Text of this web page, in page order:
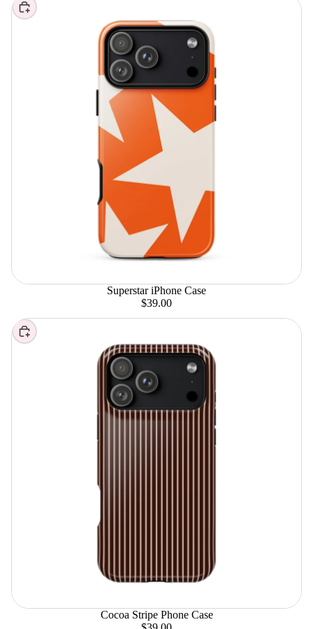
Elegir
Superstar iPhone Case
$39.00
Elegir
Cocoa Stripe Phone Case